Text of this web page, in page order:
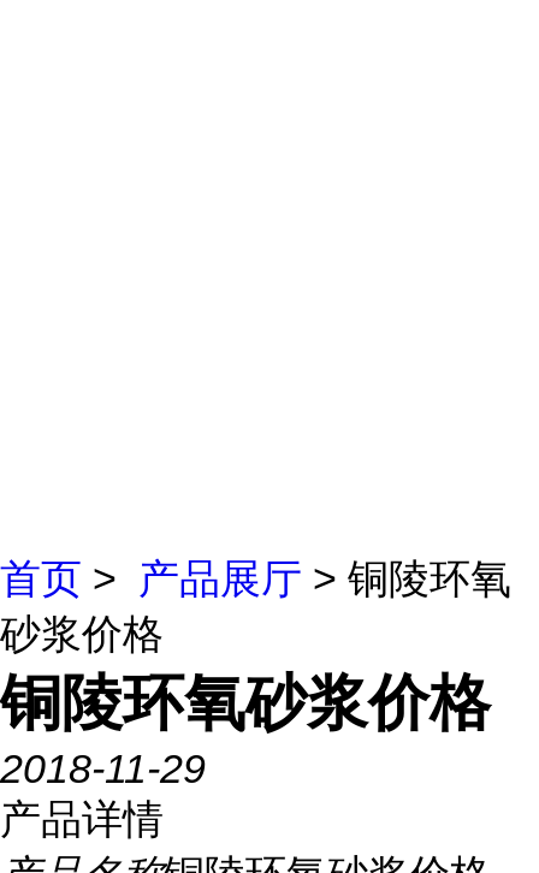
首页 > 产品展厅 > 铜陵环氧
砂浆价格
铜陵环氧砂浆价格
2018-11-29
产品详情